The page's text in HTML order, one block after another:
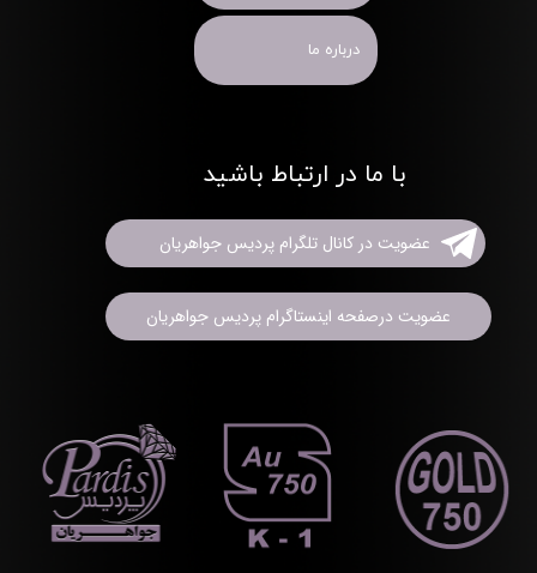
درباره ما
با ما در ارتباط باشید
عضویت در کانال تلگرام پردیس جواهریان
عضویت درصفحه اینستاگرام پردیس جواهریان